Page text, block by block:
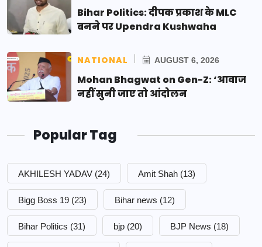
Bihar Politics: दीपक प्रकाश के MLC
बनने पर Upendra Kushwaha
NATIONAL AUGUST 6, 2026
Mohan Bhagwat on Gen-Z: ‘आवाज
नहीं सुनी जाए तो आंदोलन
Popular Tag
AKHILESH YADAV (24) Amit Shah (13)
Bigg Boss 19 (23) Bihar news (12)
Bihar Politics (31) bjp (20) BJP News (18)